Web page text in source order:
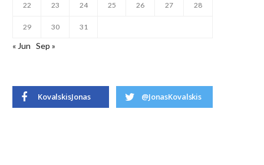
22 23 24 25 26 27 28
29 30 31
« Jun Sep »
KovalskisJonas @JonasKovalskis